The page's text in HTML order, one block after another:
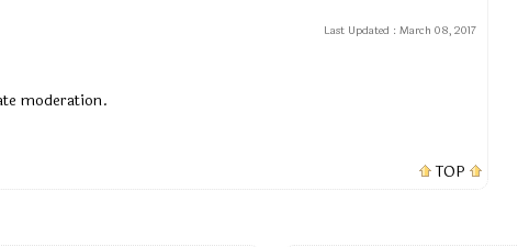
Last Updated : March 08, 2017
moderation.
TOP